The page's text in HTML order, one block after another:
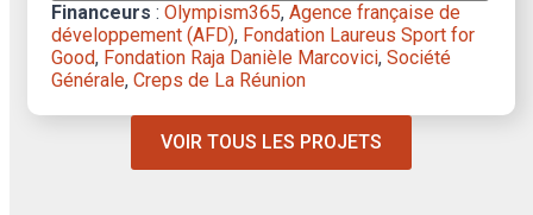
Financeurs : Olympism365, Agence française de
développement (AFD), Fondation Laureus Sport for
Good, Fondation Raja Danièle Marcovici, Société
Générale, Creps de La Réunion
VOIR TOUS LES PROJETS